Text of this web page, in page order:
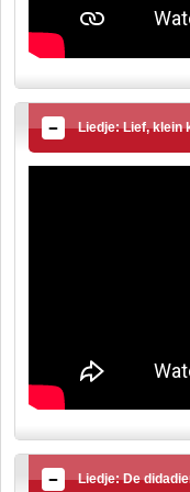
Liedje: Lief, klein
Liedje: De